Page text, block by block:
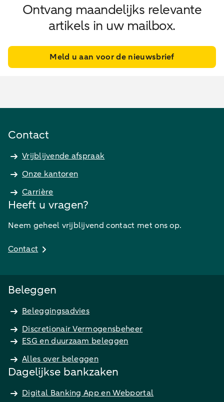
Ontvang maandelijks relevante
artikels in uw mailbox.
Meld u aan voor de nieuwsbrief
Contact
Vrijblijvende afspraak
Onze kantoren
Carrière
Heeft u vragen?
Neem geheel vrijblijvend contact met ons op.
Contact
Beleggen
Beleggingsadvies
Discretionair Vermogensbeheer
ESG en duurzaam beleggen
Alles over beleggen
Dagelijkse bankzaken
Digital Banking App en Webportal